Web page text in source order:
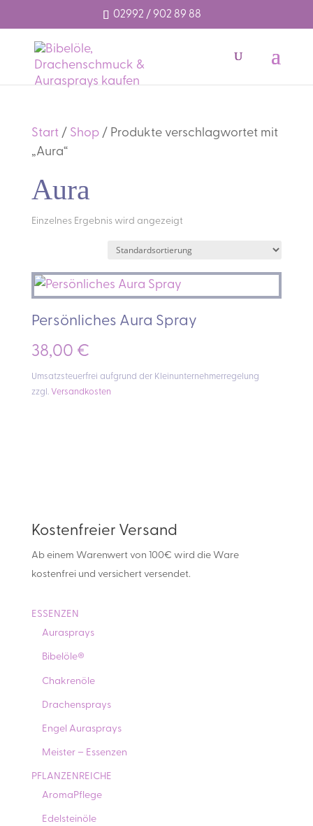
02992 / 902 89 88
Start/ Shop/ Produkte verschlagwortet mit
„Aura“
Aura
Einzelnes Ergebnis wird angezeigt
Persönliches Aura Spray
38,00 €
Umsatzsteuerfrei aufgrund der Kleinunternehmerregelung
zzgl. Versandkosten
Kostenfreier Versand
Ab einem Warenwert von 100€ wird die Ware
kostenfrei und versichert versendet.
ESSENZEN
Aurasprays
Bibelöle®
Chakrenöle
Drachensprays
Engel Aurasprays
Meister – Essenzen
PFLANZENREICHE
AromaPflege
Edelsteinöle